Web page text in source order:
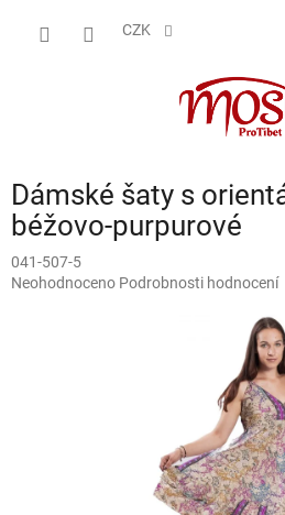
CZK
Dámské šaty s
béžovo-purpurové
041-507-5
Průměrné
Neohodnoceno Podrobnosti hodnocení